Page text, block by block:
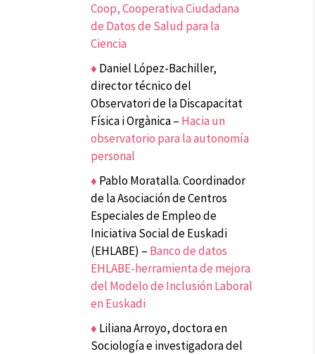
Coop, Cooperativa Ciudadana
de Datos de Salud para la
Ciencia
♦ Daniel López-Bachiller,
director técnico del
Observatori de la Discapacitat
Física i Orgànica – Hacia un
observatorio para la autonomía
personal
♦ Pablo Moratalla. Coordinador
de la Asociación de Centros
Especiales de Empleo de
Iniciativa Social de Euskadi
(EHLABE) – Banco de datos
EHLABE-herramienta de mejora
del Modelo de Inclusión Laboral
en Euskadi
♦ Liliana Arroyo, doctora en
Sociología e investigadora del